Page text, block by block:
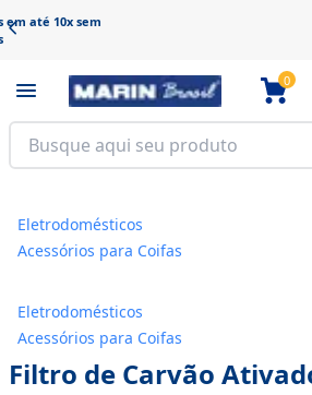
0
Eletrodomésticos
Acessórios para Coifas
Eletrodomésticos
Acessórios para Coifas
Filtro de Carvão